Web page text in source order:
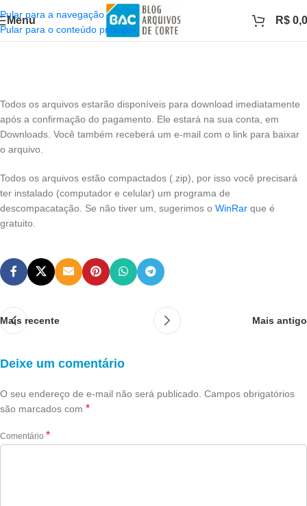
Pular para a navegação
Pular para o conteúdo principal
Menu R$
Todos os arquivos estarão disponíveis para download imediatamente
após a confirmação do pagamento. Ele estará na sua conta, em
Downloads. Você também receberá um e-mail com o link para baixar
o arquivo.
Todos os arquivos estão compactados (.zip), por isso você precisará
ter instalado (computador e celular) um programa de
descompacatação. Se não tiver um, sugerimos o WinRar que é
gratuito.
Mais recente Mais antigo
Deixe um comentário
O seu endereço de e-mail não será publicado. Campos obrigatórios
são marcados com *
Comentário *